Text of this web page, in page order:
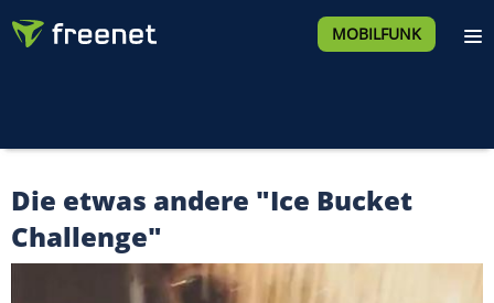
MOBILFUNK
Die etwas andere "Ice Bucket
Challenge"